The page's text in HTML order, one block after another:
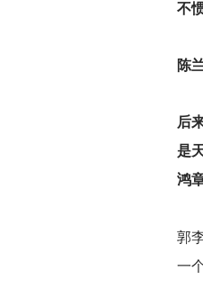
不
陈
后
是
鸿
郭
一